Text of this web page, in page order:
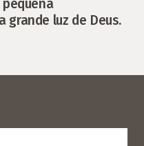
pequena
grande luz de Deus.